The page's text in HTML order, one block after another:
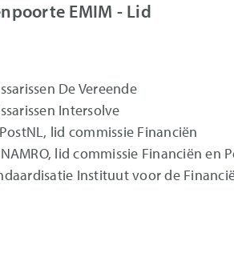
EMIM - Lid
De Vereende
Intersolve
lid commissie Financiën
lid commissie Financiën en
Instituut voor de